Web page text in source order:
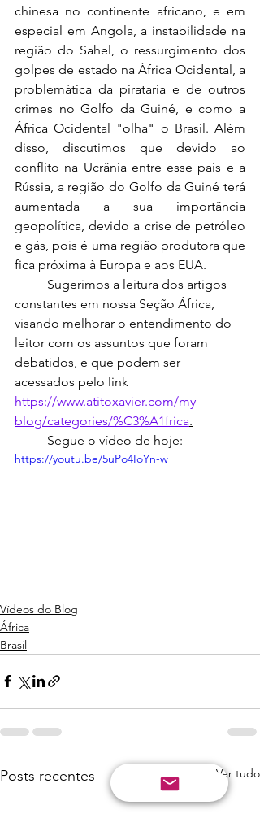
chinesa no continente africano, e em
especial em Angola, a instabilidade na
região do Sahel, o ressurgimento dos
golpes de estado na África Ocidental, a
problemática da pirataria e de outros
crimes no Golfo da Guiné, e como a
África Ocidental "olha" o Brasil. Além
disso, discutimos que devido ao
conflito na Ucrânia entre esse país e a
Rússia, a região do Golfo da Guiné terá
aumentada a sua importância
geopolítica, devido a crise de petróleo
e gás, pois é uma região produtora que
fica próxima à Europa e aos EUA.
constantes em nossa Seção África,
visando melhorar o entendimento do
leitor com os assuntos que foram
debatidos, e que podem ser
acessados pelo link
https://www.atitoxavier.com/my-
blog/categories/%C3%A1frica.
	Segue o vídeo de hoje:
https://youtu.be/5uPo4IoYn-w
Vídeos do Blog
África
Brasil
Posts recentes Ver tudo